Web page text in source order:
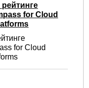
for Cloud
for Cloud